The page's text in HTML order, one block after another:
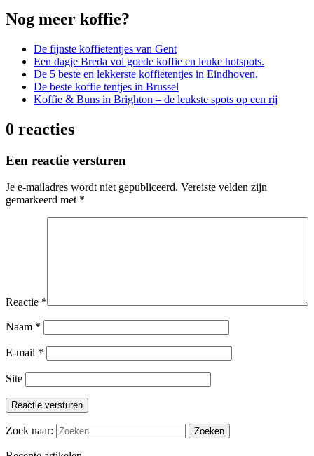
Nog meer koffie?
De fijnste koffietentjes van Gent
Een dagje Breda vol goede koffie en leuke hotspots.
De 5 beste en lekkerste koffietentjes in Eindhoven.
De beste koffie tentjes in Brussel
Koffie & Buns in Brighton – de leukste spots op een rij
0 reacties
Een reactie versturen
Je e-mailadres wordt niet gepubliceerd. Vereiste velden zijn
gemarkeerd met *
Reactie *
Naam *
E-mail *
Site
Reactie versturen
Zoek naar: